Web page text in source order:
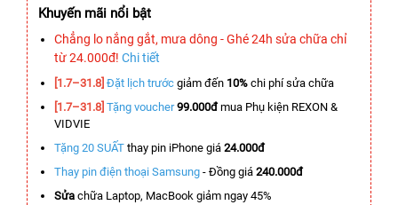
Khuyến mãi nổi bật
Chẳng lo nắng gắt, mưa dông - Ghé 24h sửa chữa chỉ
từ 24.000đ! Chi tiết
[1.7–31.8] Đặt lịch trước giảm đến 10% chi phí sửa chữa
[1.7–31.8] Tặng voucher 99.000đmua Phụ kiện REXON &
VIDVIE
Tặng 20 SUẤT thay pin iPhone giá 24.000đ
Thay pin điện thoại Samsung - Đồng giá 240.000đ
Sửa chữa Laptop, MacBook giảm ngay 45%